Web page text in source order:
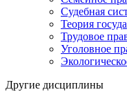
Судебная
Теория
Трудовое
Уголовное
Другие дисциплины